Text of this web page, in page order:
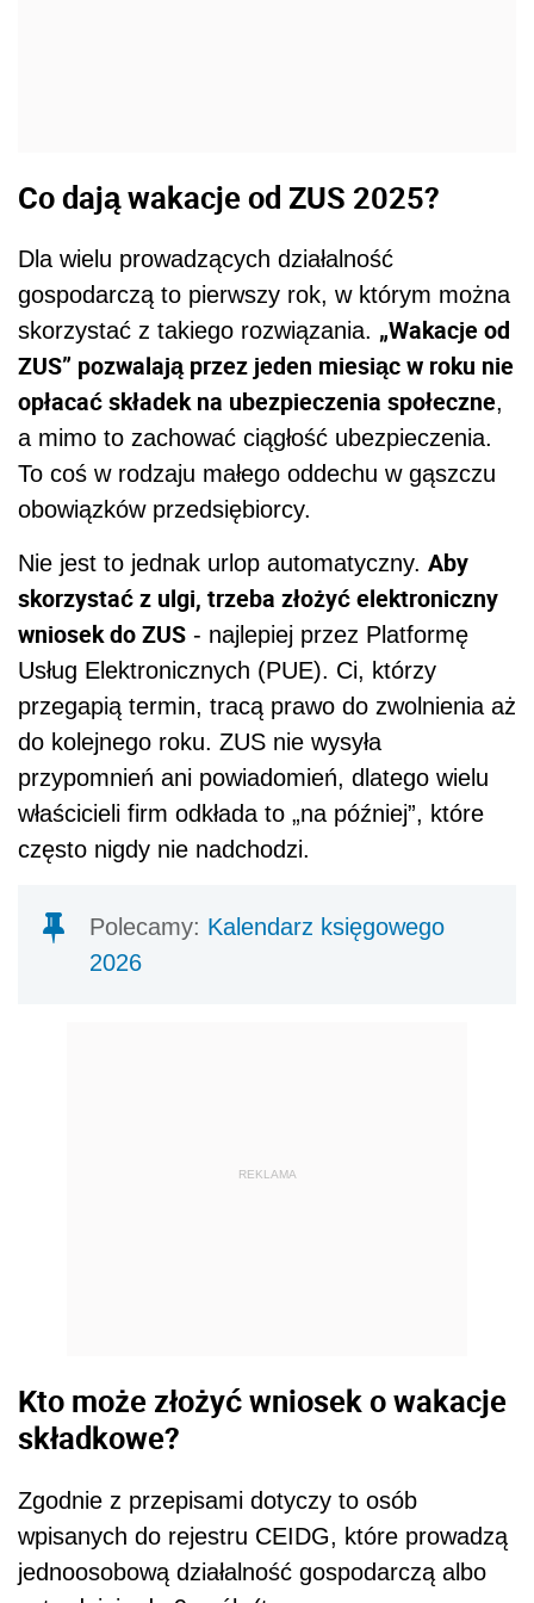
Co dają wakacje od ZUS 2025?
Dla wielu prowadzących działalność
gospodarczą to pierwszy rok, w którym można
skorzystać z takiego rozwiązania. „Wakacje od
ZUS” pozwalają przez jeden miesiąc w roku nie
opłacać składek na ubezpieczenia społeczne,
a mimo to zachować ciągłość ubezpieczenia.
To coś w rodzaju małego oddechu w gąszczu
obowiązków przedsiębiorcy.
Nie jest to jednak urlop automatyczny. Aby
skorzystać z ulgi, trzeba złożyć elektroniczny
wniosek do ZUS - najlepiej przez Platformę
Usług Elektronicznych (PUE). Ci, którzy
przegapią termin, tracą prawo do zwolnienia aż
do kolejnego roku. ZUS nie wysyła
przypomnień ani powiadomień, dlatego wielu
właścicieli firm odkłada to „na później”, które
często nigdy nie nadchodzi.
Polecamy: Kalendarz księgowego
2026
REKLAMA
Kto może złożyć wniosek o wakacje
składkowe?
Zgodnie z przepisami dotyczy to osób
wpisanych do rejestru CEIDG, które prowadzą
jednoosobową działalność gospodarczą albo